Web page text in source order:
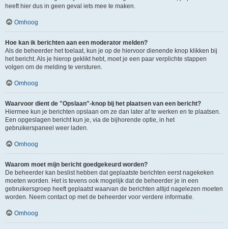
heeft hier dus in geen geval iets mee te maken.
Omhoog
Hoe kan ik berichten aan een moderator melden?
Als de beheerder het toelaat, kun je op de hiervoor dienende knop klikken bij
het bericht. Als je hierop geklikt hebt, moet je een paar verplichte stappen
volgen om de melding te versturen.
Omhoog
Waarvoor dient de "Opslaan"-knop bij het plaatsen van een bericht?
Hiermee kun je berichten opslaan om ze dan later af te werken en te plaatsen.
Een opgeslagen bericht kun je, via de bijhorende optie, in het
gebruikerspaneel weer laden.
Omhoog
Waarom moet mijn bericht goedgekeurd worden?
De beheerder kan beslist hebben dat geplaatste berichten eerst nagekeken
moeten worden. Het is tevens ook mogelijk dat de beheerder je in een
gebruikersgroep heeft geplaatst waarvan de berichten altijd nagelezen moeten
worden. Neem contact op met de beheerder voor verdere informatie.
Omhoog